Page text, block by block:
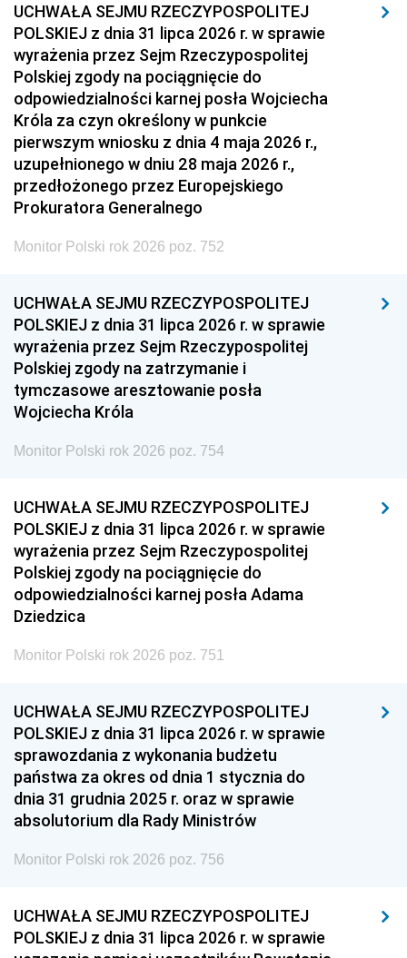
UCHWAŁA SEJMU RZECZYPOSPOLITEJ
POLSKIEJ z dnia 31 lipca 2026 r. w sprawie
wyrażenia przez Sejm Rzeczypospolitej
Polskiej zgody na pociągnięcie do
odpowiedzialności karnej posła Wojciecha
Króla za czyn określony w punkcie
pierwszym wniosku z dnia 4 maja 2026 r.,
uzupełnionego w dniu 28 maja 2026 r.,
przedłożonego przez Europejskiego
Prokuratora Generalnego
Monitor Polski rok 2026 poz. 752
UCHWAŁA SEJMU RZECZYPOSPOLITEJ
POLSKIEJ z dnia 31 lipca 2026 r. w sprawie
wyrażenia przez Sejm Rzeczypospolitej
Polskiej zgody na zatrzymanie i
tymczasowe aresztowanie posła
Wojciecha Króla
Monitor Polski rok 2026 poz. 754
UCHWAŁA SEJMU RZECZYPOSPOLITEJ
POLSKIEJ z dnia 31 lipca 2026 r. w sprawie
wyrażenia przez Sejm Rzeczypospolitej
Polskiej zgody na pociągnięcie do
odpowiedzialności karnej posła Adama
Dziedzica
Monitor Polski rok 2026 poz. 751
UCHWAŁA SEJMU RZECZYPOSPOLITEJ
POLSKIEJ z dnia 31 lipca 2026 r. w sprawie
sprawozdania z wykonania budżetu
państwa za okres od dnia 1 stycznia do
dnia 31 grudnia 2025 r. oraz w sprawie
absolutorium dla Rady Ministrów
Monitor Polski rok 2026 poz. 756
UCHWAŁA SEJMU RZECZYPOSPOLITEJ
POLSKIEJ z dnia 31 lipca 2026 r. w sprawie